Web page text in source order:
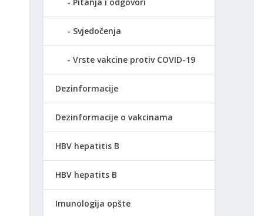
Pitanja i odgovori
Svjedočenja
Vrste vakcine protiv COVID-19
Dezinformacije
Dezinformacije o vakcinama
HBV hepatitis B
HBV hepatits B
Imunologija opšte